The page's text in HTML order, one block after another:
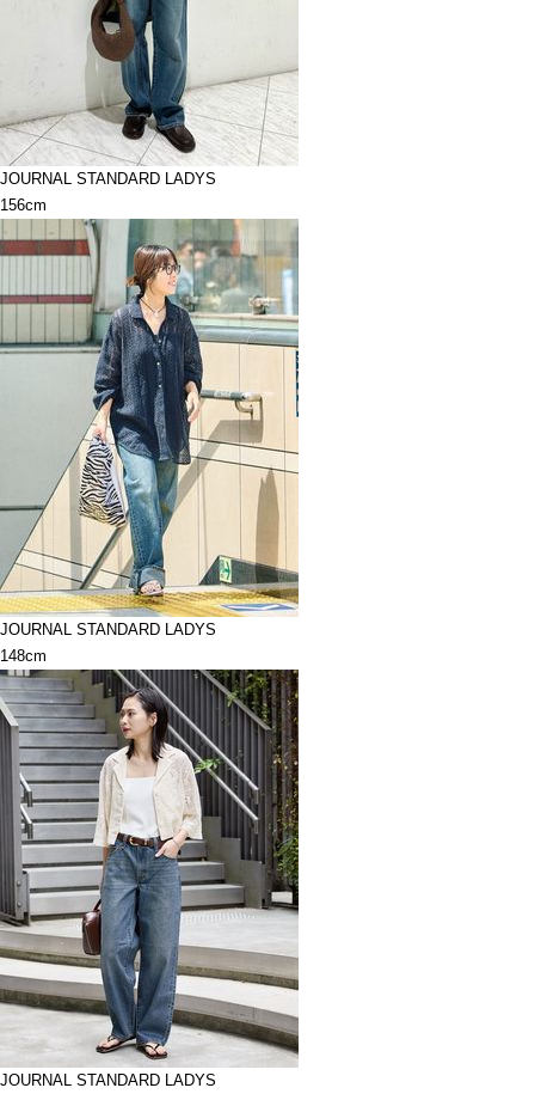
JOURNAL STANDARD LADYS
156cm
JOURNAL STANDARD LADYS
148cm
JOURNAL STANDARD LADYS